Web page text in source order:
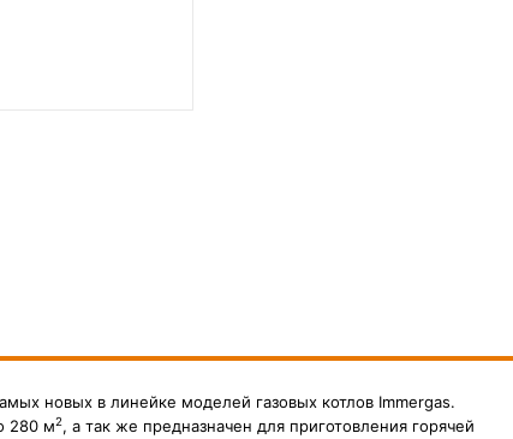
новых в линейке моделей газовых котлов Immergas.
280 м2, а так же предназначен для приготовления горячей